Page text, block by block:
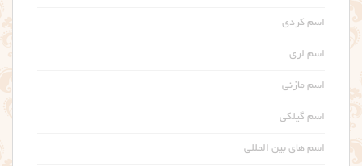
اسم کردی
اسم لری
اسم مازنی
اسم گیلکی
اسم های بین المللی